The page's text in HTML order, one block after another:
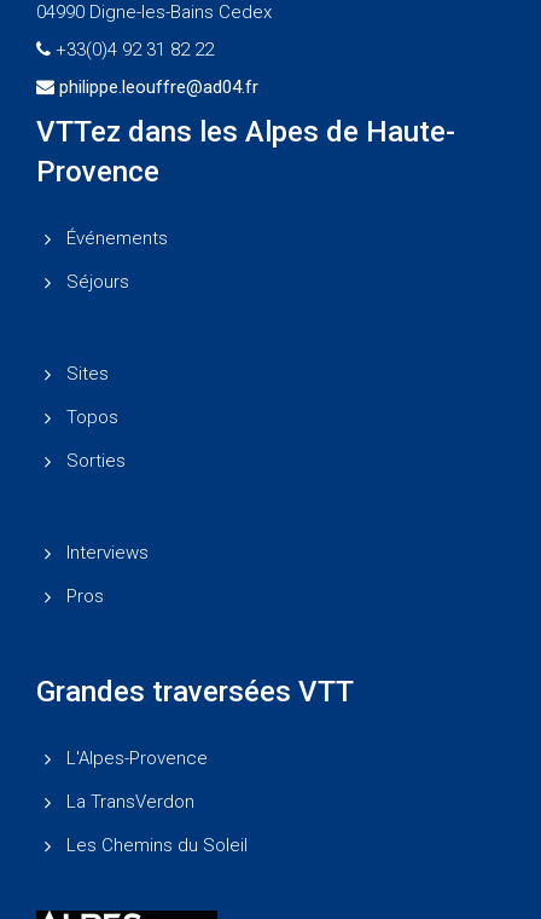
04990 Digne-les-Bains Cedex
+33(0)4 92 31 82 22
philippe.leouffre@ad04.fr
VTTez dans les Alpes de Haute-
Provence
Événements
Séjours
Sites
Topos
Sorties
Interviews
Pros
Grandes traversées VTT
L'Alpes-Provence
La TransVerdon
Les Chemins du Soleil